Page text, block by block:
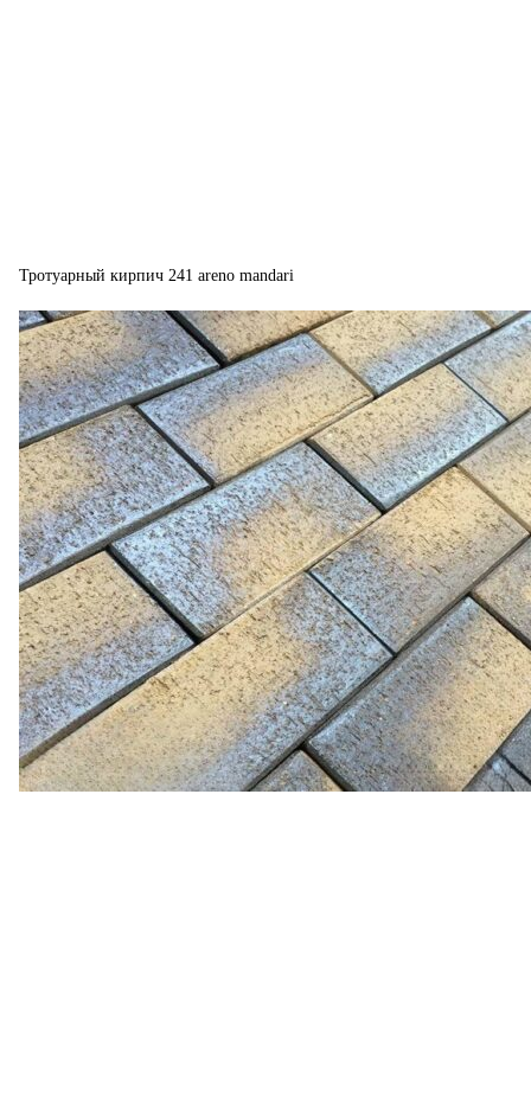
Тротуарный кирпич 241 areno mandari